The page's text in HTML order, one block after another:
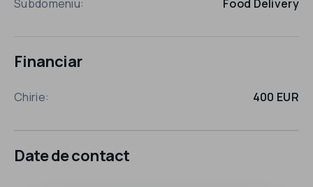
Subdomeniu:
Food Delivery
Financiar
Chirie: 400 EUR
Date de contact